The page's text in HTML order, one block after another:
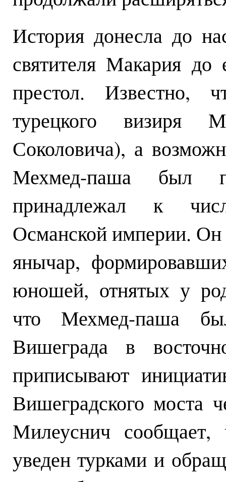
История донесла до
святителя Макария до
престол. Известно,
турецкого визиря
Соколовича), а
Мехмед-паша был
принадлежал к
Османской империи. Он
янычар,
юношей, отнятых у
что Мехмед-паша
Вишеграда в
приписывают
Вишеградского моста
Милеуснич
уведен турками и